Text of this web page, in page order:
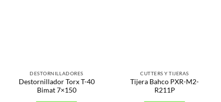
DESTORNILLADORES
Destornillador Torx T-40
Bimat 7×150
CUTTERS Y TIJERAS
Tijera Bahco PXR-M2-
R211P